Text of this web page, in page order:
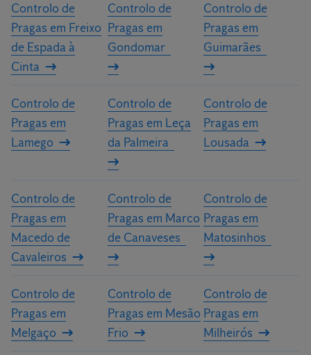
Controlo de
Pragas em Freixo
de Espada à
Cinta
Controlo de
Pragas em
Gondomar
Controlo de
Pragas em
Guimarães
Controlo de
Pragas em
Lamego
Controlo de
Pragas em Leça
da Palmeira
Controlo de
Pragas em
Lousada
Controlo de
Pragas em
Macedo de
Cavaleiros
Controlo de
Pragas em Marco
de Canaveses
Controlo de
Pragas em
Matosinhos
Controlo de
Pragas em
Melgaço
Controlo de
Pragas em Mesão
Frio
Controlo de
Pragas em
Milheirós